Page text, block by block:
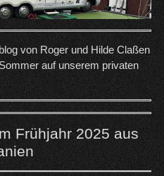
von Roger und Hilde Claßen
auf unserem privaten
Frühjahr 2025 aus